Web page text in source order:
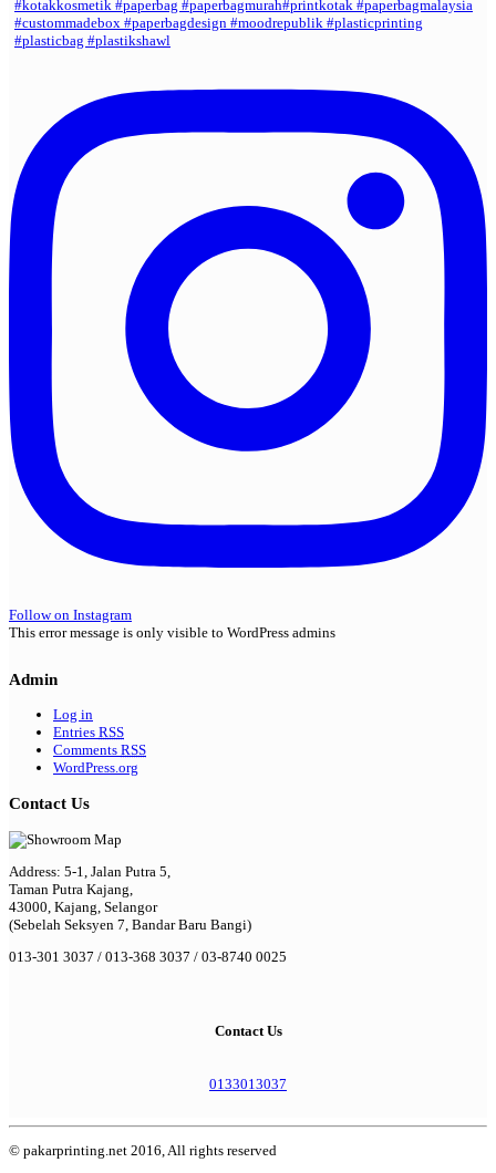
Follow on Instagram
This error message is only visible to WordPress admins
Admin
Log in
Entries RSS
Comments RSS
WordPress.org
Contact Us
Address: 5-1, Jalan Putra 5,
Taman Putra Kajang,
43000, Kajang, Selangor
(Sebelah Seksyen 7, Bandar Baru Bangi)
013-301 3037 / 013-368 3037 / 03-8740 0025
Contact Us
0133013037
© pakarprinting.net 2016, All rights reserved